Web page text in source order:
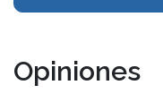
Opiniones